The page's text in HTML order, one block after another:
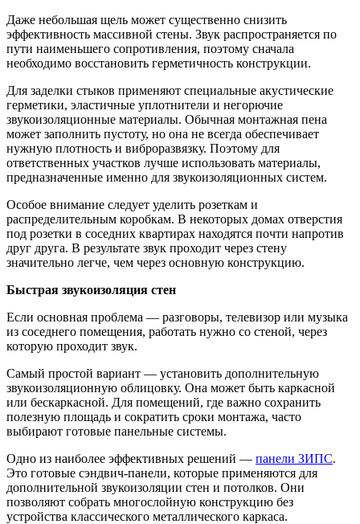
Даже небольшая щель может существенно снизить
эффективность массивной стены. Звук распространяется по
пути наименьшего сопротивления, поэтому сначала
необходимо восстановить герметичность конструкции.
Для заделки стыков применяют специальные акустические
герметики, эластичные уплотнители и негорючие
звукоизоляционные материалы. Обычная монтажная пена
может заполнить пустоту, но она не всегда обеспечивает
нужную плотность и виброразвязку. Поэтому для
ответственных участков лучше использовать материалы,
предназначенные именно для звукоизоляционных систем.
Особое внимание следует уделить розеткам и
распределительным коробкам. В некоторых домах отверстия
под розетки в соседних квартирах находятся почти напротив
друг друга. В результате звук проходит через стену
значительно легче, чем через основную конструкцию.
Быстрая звукоизоляция стен
Если основная проблема — разговоры, телевизор или музыка
из соседнего помещения, работать нужно со стеной, через
которую проходит звук.
Самый простой вариант — установить дополнительную
звукоизоляционную облицовку. Она может быть каркасной
или бескаркасной. Для помещений, где важно сохранить
полезную площадь и сократить сроки монтажа, часто
выбирают готовые панельные системы.
Одно из наиболее эффективных решений — панели ЗИПС.
Это готовые сэндвич-панели, которые применяются для
дополнительной звукоизоляции стен и потолков. Они
позволяют собрать многослойную конструкцию без
устройства классического металлического каркаса.